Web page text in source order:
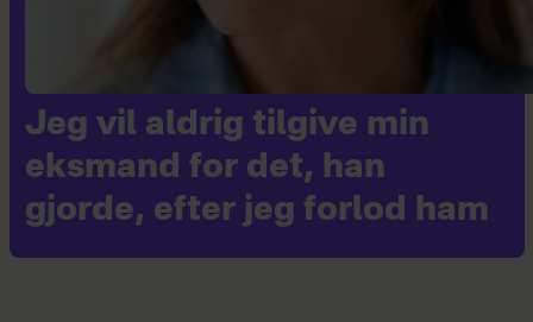
Jeg vil aldrig tilgive min
eksmand for det, han
gjorde, efter jeg forlod ham